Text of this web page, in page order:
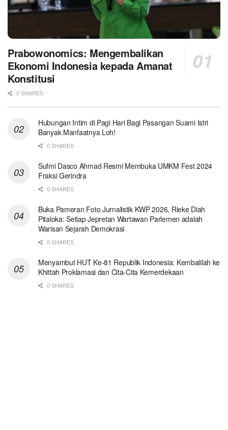
Prabowonomics: Mengembalikan
Ekonomi Indonesia kepada Amanat
Konstitusi
0 SHARES
Hubungan Intim di Pagi Hari Bagi Pasangan Suami Istri
Banyak Manfaatnya Loh!
0 SHARES
Sufmi Dasco Ahmad Resmi Membuka UMKM Fest 2024
Fraksi Gerindra
0 SHARES
Buka Pameran Foto Jurnalistik KWP 2026, Rieke Diah
Pitaloka: Setiap Jepretan Wartawan Parlemen adalah
Warisan Sejarah Demokrasi
0 SHARES
Menyambut HUT Ke-81 Republik Indonesia: Kembalilah ke
Khittah Proklamasi dan Cita-Cita Kemerdekaan
0 SHARES